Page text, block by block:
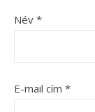
Név *
E-mail cím *